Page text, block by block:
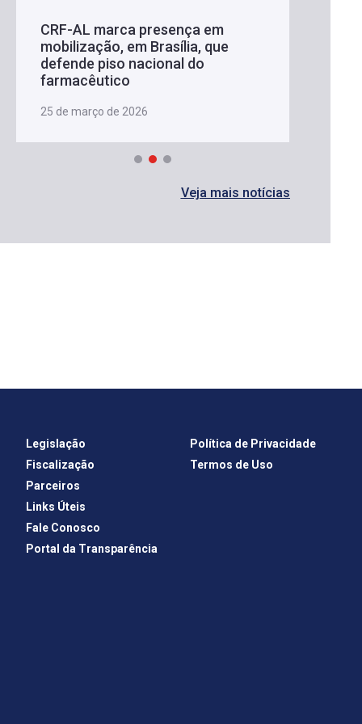
CRF-AL marca presença em
mobilização, em Brasília, que
defende piso nacional do
farmacêutico
25 de março de 2026
Veja mais notícias
Legislação
Fiscalização
Parceiros
Links Úteis
Fale Conosco
Portal da Transparência
Política de Privacidade
Termos de Uso